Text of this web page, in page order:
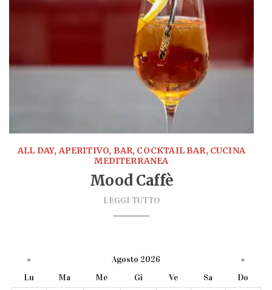
ALL DAY, APERITIVO, BAR, COCKTAIL BAR, CUCINA
MEDITERRANEA
Mood Caffè
LEGGI TUTTO
« Agosto 2026
»
Lu
Ma Me Gi Ve Sa
Do